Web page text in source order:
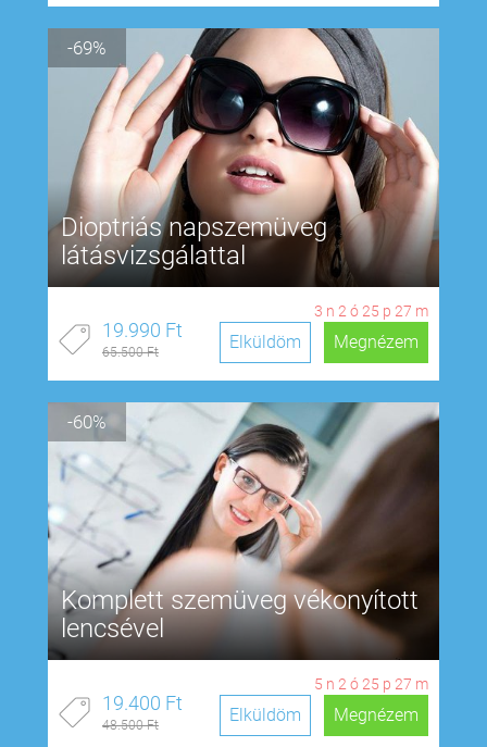
-69%
Dioptriás napszemüveg
látásvizsgálattal
3 n 2 ó 25 p 26 m
19.990 Ft
65.500 Ft Megnézem
Elküldöm
-60%
Komplett szemüveg vékonyított
lencsével
5 n 2ó 25 p 26 m
19.400 Ft
48.500 Ft Megnézem
Elküldöm